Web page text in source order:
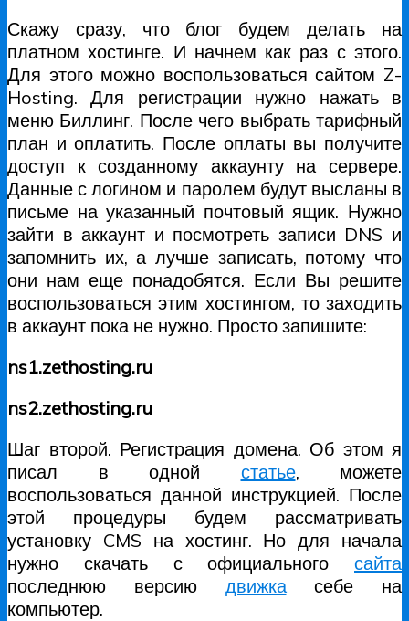
Скажу сразу, что блог будем делать на
платном хостинге. И начнем как раз с этого.
Для этого можно воспользоваться сайтом Z-
Hosting. Для регистрации нужно нажать в
меню Биллинг. После чего выбрать тарифный
план и оплатить. После оплаты вы получите
доступ к созданному аккаунту на сервере.
Данные с логином и паролем будут высланы в
письме на указанный почтовый ящик. Нужно
зайти в аккаунт и посмотреть записи DNS и
запомнить их, а лучше записать, потому что
они нам еще понадобятся. Если Вы решите
воспользоваться этим хостингом, то заходить
в аккаунт пока не нужно. Просто запишите:
ns1.zethosting.ru
ns2.zethosting.ru
Шаг второй. Регистрация домена. Об этом я
писал в одной статье, можете
воспользоваться данной инструкцией. После
этой процедуры будем рассматривать
установку CMS на хостинг. Но для начала
нужно скачать с официального сайта
последнюю версию движкасебе на
компьютер.